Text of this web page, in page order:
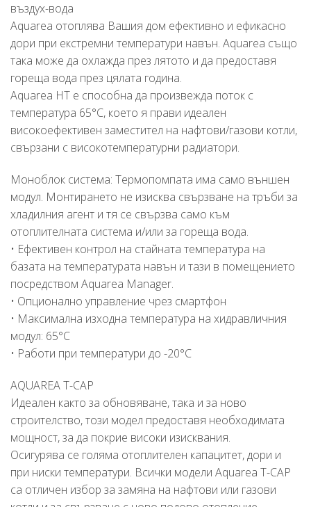
въздух-вода
Aquarea отоплява Вашия дом ефективно и ефикасно
дори при екстремни температури навън. Aquarea също
така може да охлажда през лятото и да предоставя
гореща вода през цялата година.
Aquarea HT е способна да произвежда поток с
температура 65°C, което я прави идеален
високоефективен заместител на нафтови/газови котли,
свързани с високотемпературни радиатори.
Моноблок система: Термопомпата има само външен
модул. Монтирането не изисква свързване на тръби за
хладилния агент и тя се свързва само към
отоплителната система и/или за гореща вода.
• Ефективен контрол на стайната температура на
базата на температурата навън и тази в помещението
посредством Aquarea Manager.
• Опционално управление чрез смартфон
• Максимална изходна температура на хидравличния
модул: 65°C
• Работи при температури до -20°C
AQUAREA T-CAP
Идеален както за обновяване, така и за ново
строителство, този модел предоставя необходимата
мощност, за да покрие високи изисквания.
Осигурява се голяма отоплителен капацитет, дори и
при ниски температури. Всички модели Aquarea T-CAP
са отличен избор за замяна на нафтови или газови